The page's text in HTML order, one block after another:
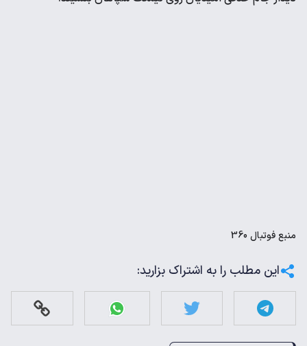
منبعفوتبال 360
این مطلب را به اشتراک بزارید: